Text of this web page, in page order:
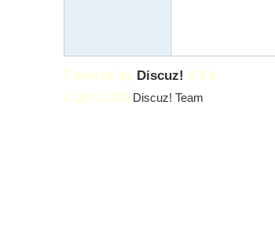
Powered by Discuz! X3.4
© 2001-2023 Discuz! Team.